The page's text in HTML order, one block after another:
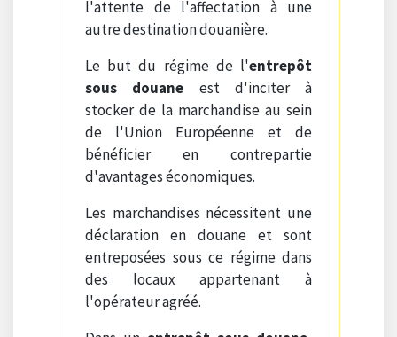
l'attente de l'affectation à une
autre destination douanière.
Le but du régime de l'entrepôt
sous douane est d'inciter à
stocker de la marchandise au sein
de l'Union Européenne et de
bénéficier en contrepartie
d'avantages économiques.
Les marchandises nécessitent une
déclaration en douane et sont
entreposées sous ce régime dans
des locaux appartenant à
l'opérateur agréé.